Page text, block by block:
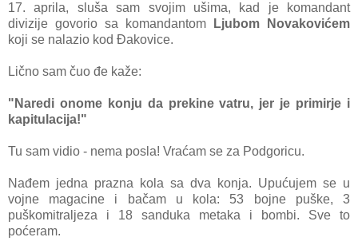
17. aprila, sluša sam svojim ušima, kad je komandant
divizije govorio sa komandantom
Ljubom Novakovićem
koji se nalazio kod Đakovice.
Lično sam čuo đe kaže:
"Naredi onome konju da prekine vatru, jer je primirje i
kapitulacija!"
Tu sam vidio - nema posla! Vraćam se za Podgoricu.
Nađem jedna prazna kola sa dva konja. Upućujem se u
vojne magacine i bačam u kola: 53 bojne puške, 3
puškomitraljeza i 18 sanduka metaka i bombi. Sve to
poćeram.